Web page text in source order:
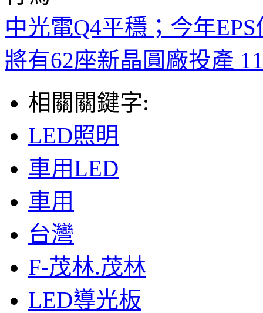
中光電Q4平穩；今年
將有62座新晶圓廠投產
相關關鍵字:
LED照明
車用LED
車用
台灣
F-茂林.茂林
LED導光板